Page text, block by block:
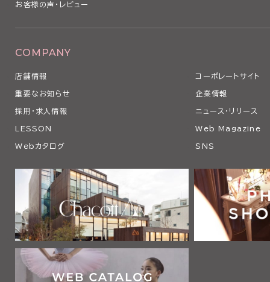
お客様の声・レビュー
COMPANY
店舗情報 コーポレートサイト
重要なお知らせ 企業情報
採用・求人情報 ニュース・リリース
LESSON Web Magazine
Webカタログ SNS